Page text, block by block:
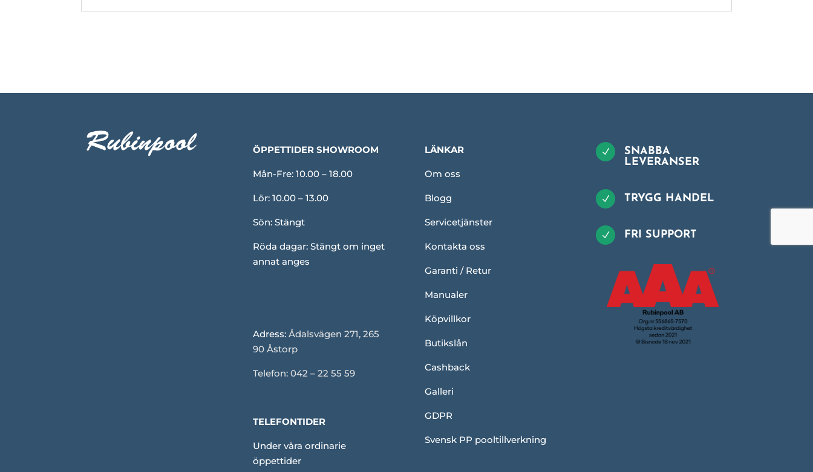
ÖPPETTIDER SHOWROOM
Mån-Fre: 10.00 – 18.00
Lör: 10.00 – 13.00
Sön: Stängt
Röda dagar: Stängt om inget
annat anges
Adress: Ådalsvägen 271, 265
90 Åstorp
Telefon: 042 – 22 55 59
TELEFONTIDER
Under våra ordinarie
öppettider
LÄNKAR
Om oss
Blogg
Servicetjänster
Kontakta oss
Garanti / Retur
Manualer
Köpvillkor
Butikslån
Cashback
Galleri
GDPR
Svensk PP pooltillverkning
N
SNABBA
LEVERANSER
N TRYGG HANDEL
N FRI SUPPORT